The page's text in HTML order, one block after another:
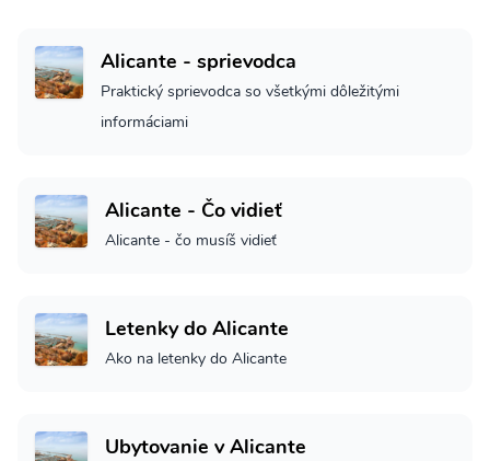
Alicante - sprievodca
Praktický sprievodca so všetkými dôležitými
informáciami
Alicante - Čo vidieť
Alicante - čo musíš vidieť
Letenky do Alicante
Ako na letenky do Alicante
Ubytovanie v Alicante